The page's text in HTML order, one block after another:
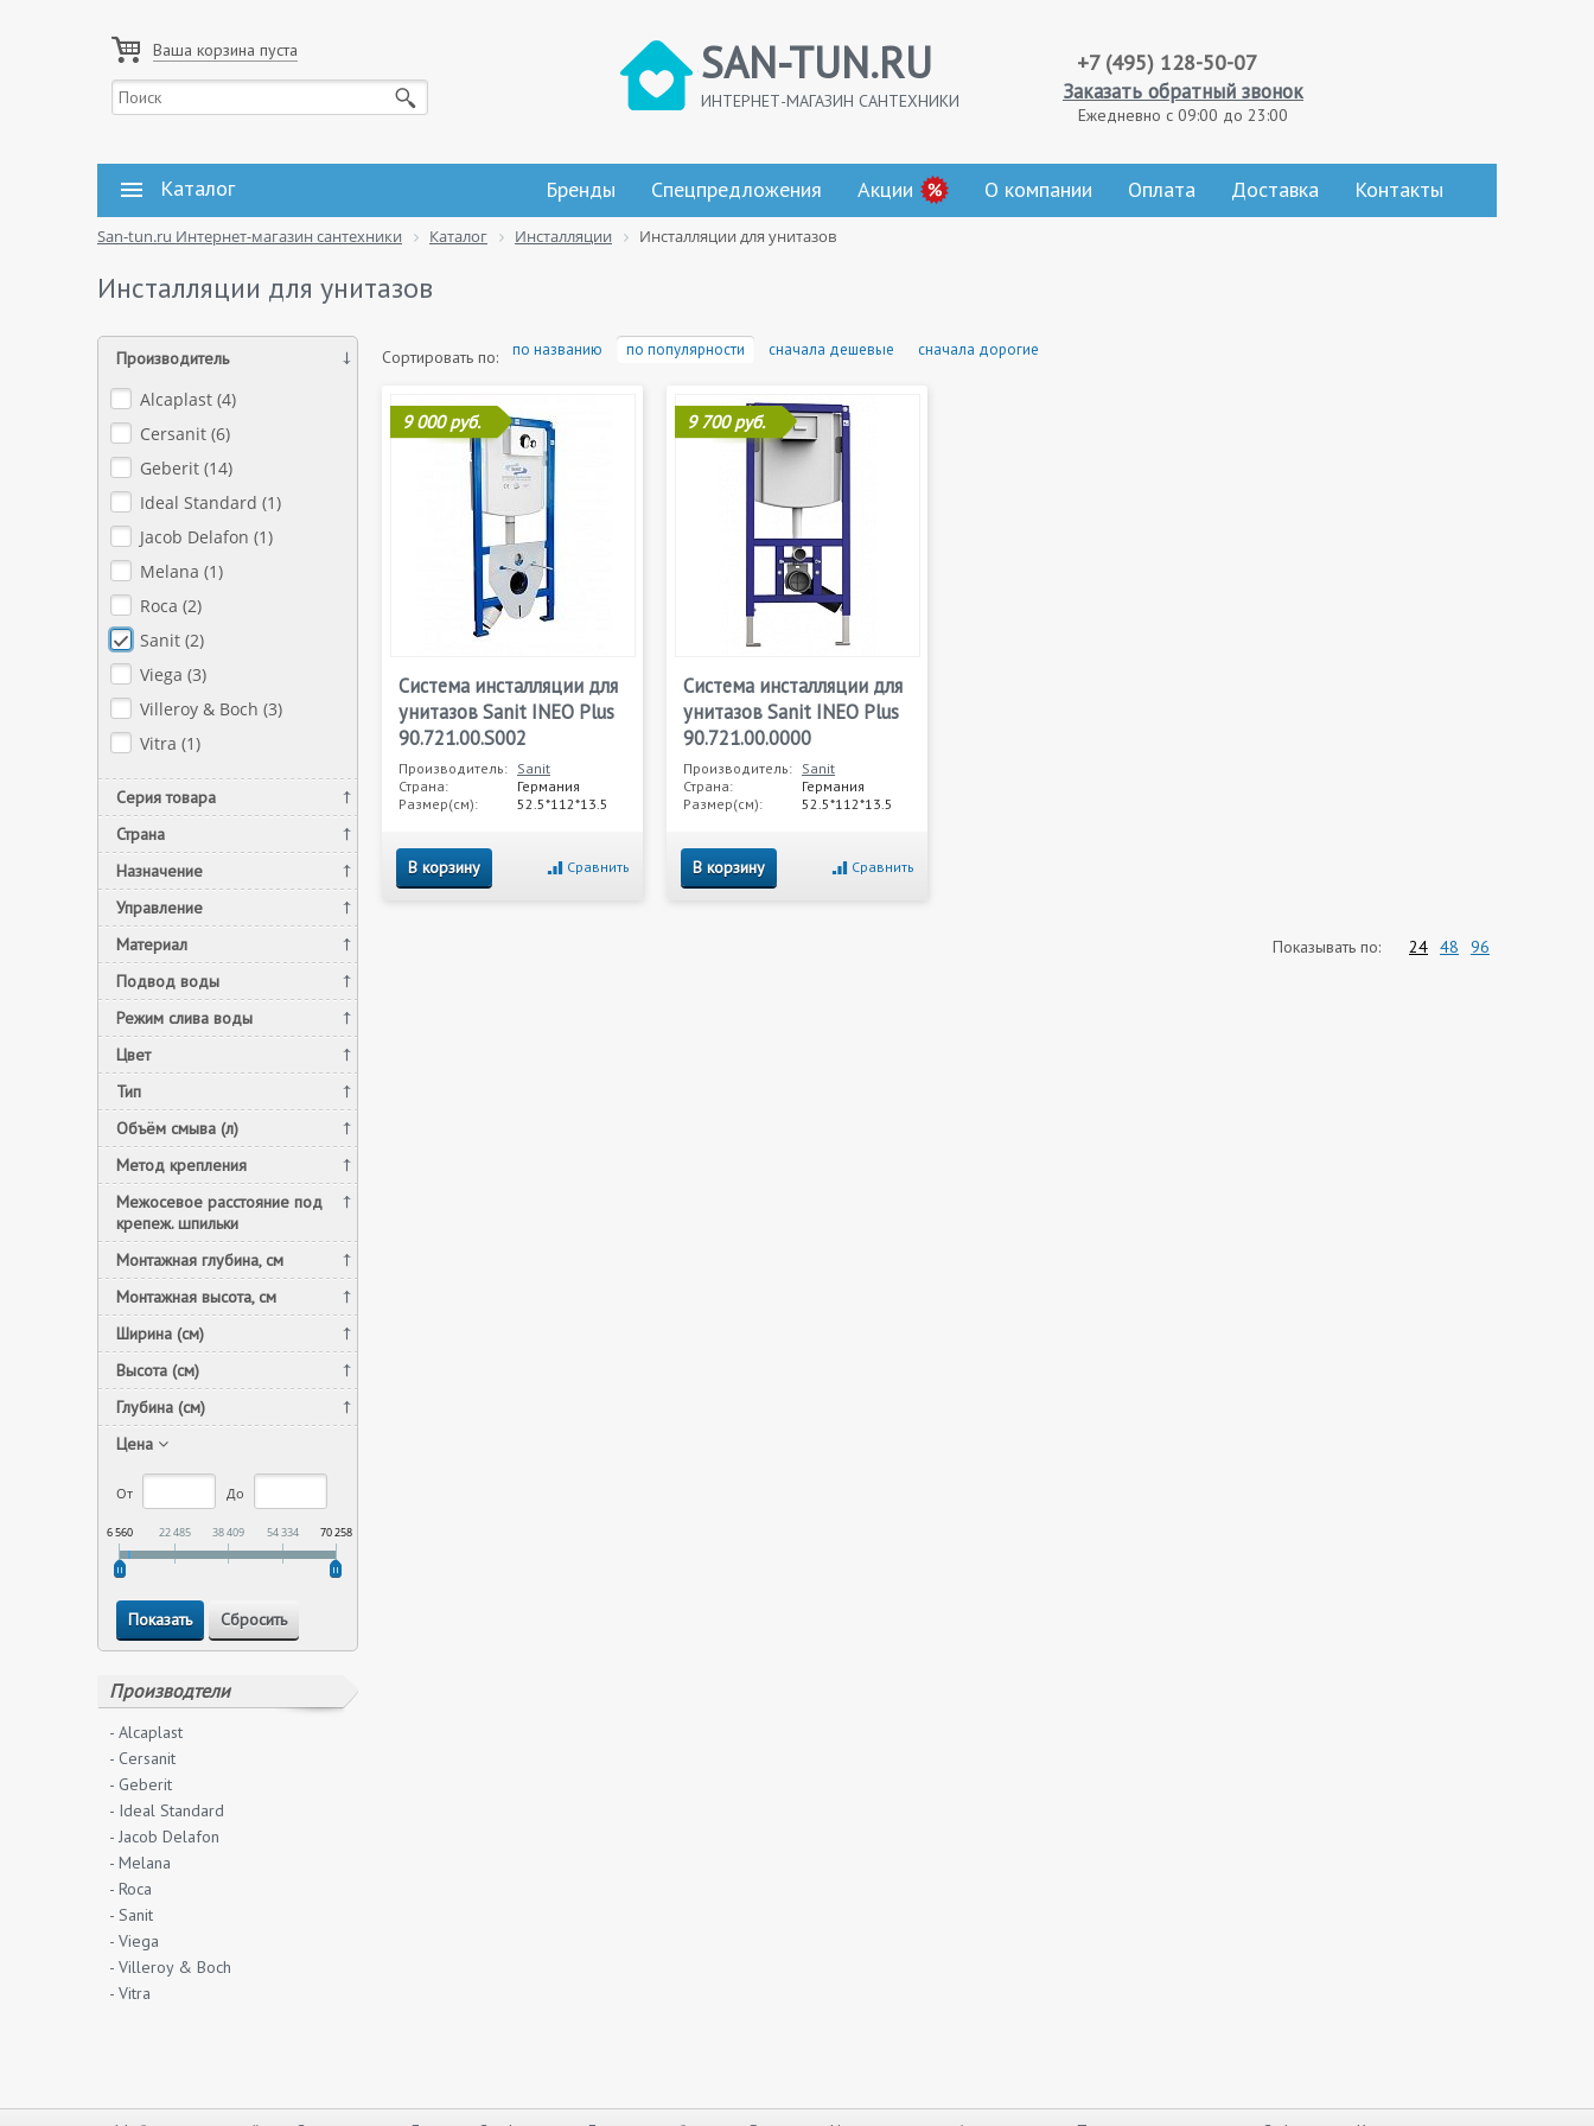
Ваша корзина пуста SAN-TUN.RU
ИНТЕРНЕТ-МАГАЗИН САНТЕХНИКИ
+7 (495) 128-50-07
Заказать обратный звонок
Ежедневно с 09:00 до 23:00
Каталог Бренды Спецпредложения Акции О компании Оплата Доставка Контакты
San-tun.ru Интернет-магазин сантехники Каталог Инсталляции Инсталляции для унитазов
Инсталляции для унитазов
Производитель
Alcaplast (4)
Cersanit (6)
Geberit (14)
Ideal Standard (1)
Jacob Delafon (1)
Melana (1)
Roca (2)
Sanit (2)
Viega (3)
Villeroy & Boch (3)
Vitra (1)
Серия товара
Страна
Назначение
Управление
Материал
Подвод воды
Режим слива воды
Цвет
Тип
Объём смыва (л)
Метод крепления
Межосевое расстояние под
крепеж. шпильки
Монтажная глубина, см
Монтажная высота, см
Ширина (см)
Высота (см)
Глубина (см)
Цена
От До
6 560 22 485 38 409 54 334 70 258
Производтели
- Alcaplast
- Cersanit
- Geberit
- Ideal Standard
- Jacob Delafon
- Melana
- Roca
- Sanit
- Viega
- Villeroy & Boch
- Vitra
Сортировать по: по названию по популярности сначала дешевые сначала дорогие
9 000 руб.
Система инсталляции для
унитазов Sanit INEO Plus
90.721.00.S002
Производитель: Sanit
Страна:
Германия
Размер(см):
52.5*112*13.5
В корзину Сравнить
9 700 руб.
Система инсталляции для
унитазов Sanit INEO Plus
90.721.00.0000
Производитель: Sanit
Страна:
Германия
Размер(см):
52.5*112*13.5
В корзину Сравнить
Показывать по: 24 48 96